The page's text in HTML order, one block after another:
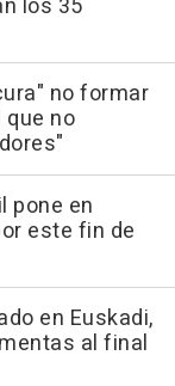
no formar
no
pone en
este fin de
en Euskadi,
al final